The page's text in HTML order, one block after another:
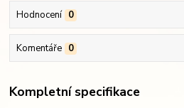
Hodnocení 0
Komentáře 0
Kompletní specifikace